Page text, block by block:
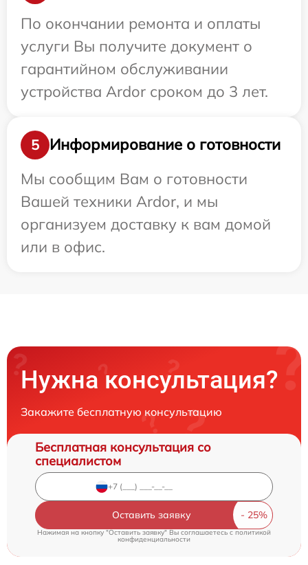
По окончании ремонта и оплаты
услуги Вы получите документ о
гарантийном обслуживании
устройства Ardor сроком до 3 лет.
5
Информирование о готовности
Мы сообщим Вам о готовности
Вашей техники Ardor, и мы
организуем доставку к вам домой
или в офис.
Нужна консультация?
Закажите бесплатную консультацию
Бесплатная консультация со
специалистом
Оставить заявку
Нажимая на кнопку "Оставить заявку" Вы соглашаетесь cполитикой
конфиденциальности